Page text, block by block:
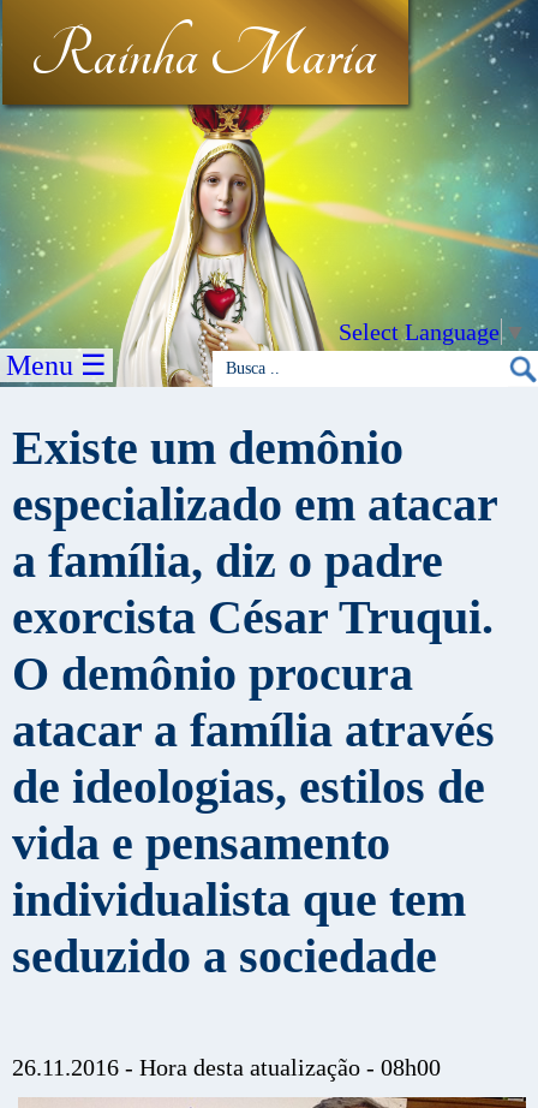
Rainha Maria
Select Language▼
Menu ☰
Existe um demônio
especializado em atacar
a família, diz o padre
exorcista César Truqui.
O demônio procura
atacar a família através
de ideologias, estilos de
vida e pensamento
individualista que tem
seduzido a sociedade
26.11.2016 - Hora desta atualização - 08h00